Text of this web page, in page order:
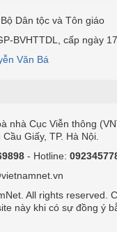
Dân tộc và Tôn giáo
BVHTTDL, cấp ngày
Văn Bá
nhà Cục Viễn thông
Giấy, TP. Hà Nội.
- Hotline:
All rights reserved.
này khi có sự đồng ý